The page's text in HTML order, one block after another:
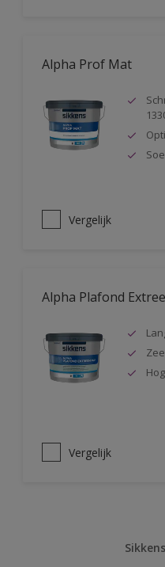
Alpha Prof Mat
Vergelijk
Alpha Plafond
Vergelijk